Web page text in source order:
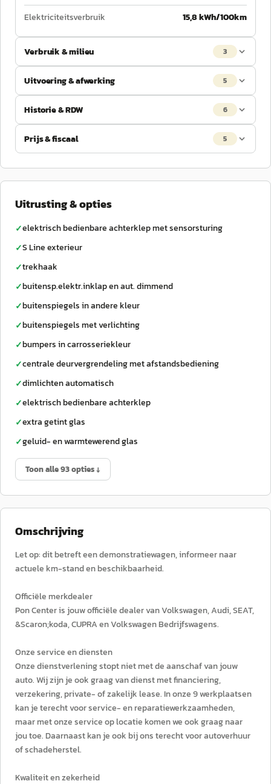
Elektriciteitsverbruik
15,8 kWh/100km
Verbruik & milieu 3
Uitvoering & afwerking 5
Historie & RDW 6
Prijs & fiscaal 5
Uitrusting & opties
✓elektrisch bedienbare achterklep met sensorsturing
✓S Line exterieur
✓trekhaak
✓buitensp.elektr.inklap en aut. dimmend
✓buitenspiegels in andere kleur
✓buitenspiegels met verlichting
✓bumpers in carrosseriekleur
✓centrale deurvergrendeling met afstandsbediening
✓dimlichten automatisch
✓elektrisch bedienbare achterklep
✓extra getint glas
✓geluid- en warmtewerend glas
Toon alle 93 opties ↓
Omschrijving
Let op: dit betreft een demonstratiewagen, informeer naar
actuele km-stand en beschikbaarheid.
Officiële merkdealer
Pon Center is jouw officiële dealer van Volkswagen, Audi, SEAT,
&Scaron;koda, CUPRA en Volkswagen Bedrijfswagens.
Onze service en diensten
Onze dienstverlening stopt niet met de aanschaf van jouw
auto. Wij zijn je ook graag van dienst met financiering,
verzekering, private- of zakelijk lease. In onze 9 werkplaatsen
kan je terecht voor service- en reparatiewerkzaamheden,
maar met onze service op locatie komen we ook graag naar
jou toe. Daarnaast kan je ook bij ons terecht voor autoverhuur
of schadeherstel.
Kwaliteit en zekerheid